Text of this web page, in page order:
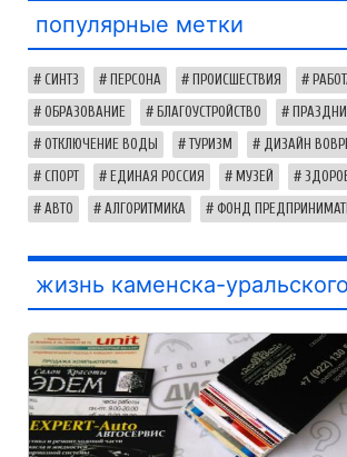
популярные метки
СИНТЗ ПЕРСОНА ПРОИСШЕСТВИЯ
ОБРАЗОВАНИЕ БЛАГОУСТРОЙСТВО
ОТКЛЮЧЕНИЕ ВОДЫ ТУРИЗМ ДИЗАЙН
СПОРТ ЕДИНАЯ РОССИЯ МУЗЕЙ
АВТО АЛГОРИТМИКА ФОНД
жизнь каменска-уральского